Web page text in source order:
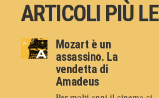
ARTICOLI PIÙ
Mozart è un
assassino. La
vendetta di
Amadeus